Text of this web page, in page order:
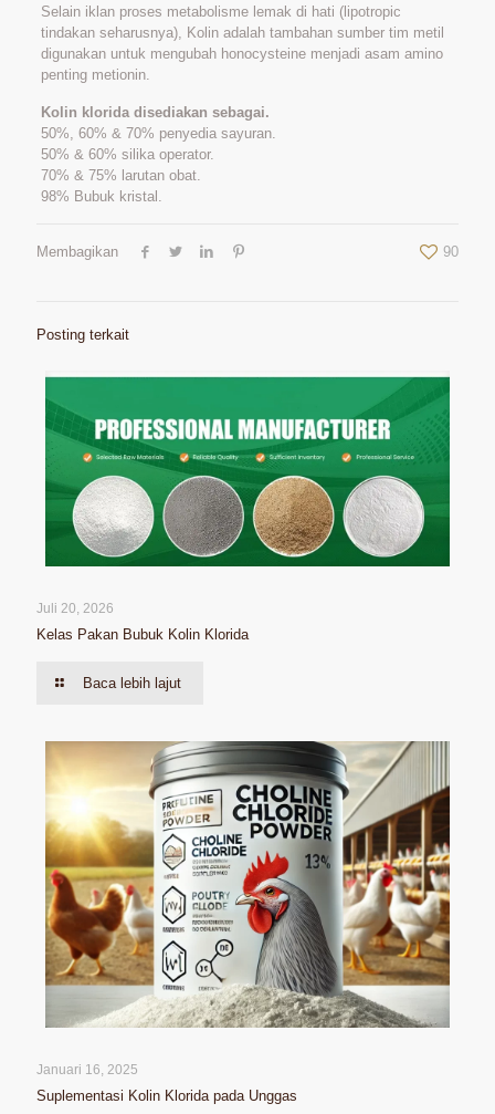
Selain iklan proses metabolisme lemak di hati (lipotropic
tindakan seharusnya), Kolin adalah tambahan sumber tim metil
digunakan untuk mengubah honocysteine menjadi asam amino
penting metionin.
Kolin klorida disediakan sebagai.
50%, 60% & 70% penyedia sayuran.
50% & 60% silika operator.
70% & 75% larutan obat.
98% Bubuk kristal.
Membagikan 90
Posting terkait
Juli 20, 2026
Kelas Pakan Bubuk Kolin Klorida
Baca lebih lajut
Januari 16, 2025
Suplementasi Kolin Klorida pada Unggas